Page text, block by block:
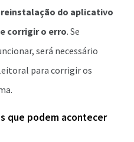
do aplicativo
corrigir o erro. Se
será necessário
para corrigir os
que podem acontecer